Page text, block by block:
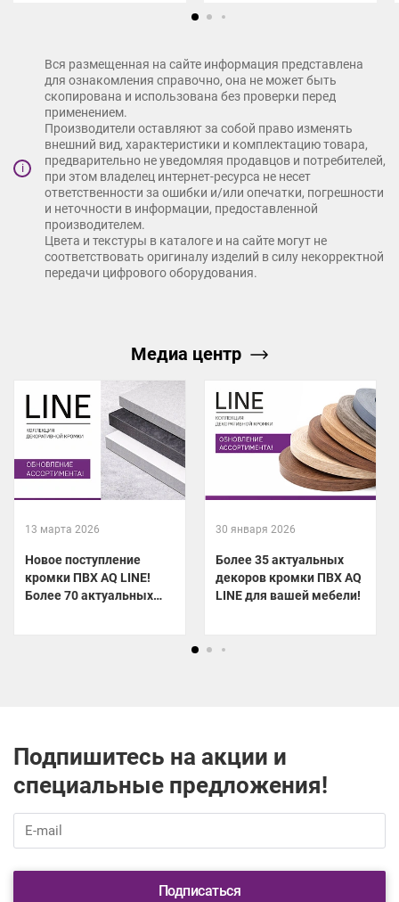
i
Вся размещенная на сайте информация представлена
для ознакомления справочно, она не может быть
скопирована и использована без проверки перед
применением.
Производители оставляют за собой право изменять
внешний вид, характеристики и комплектацию товара,
предварительно не уведомляя продавцов и потребителей,
при этом владелец интернет-ресурса не несет
ответственности за ошибки и/или опечатки, погрешности
и неточности в информации, предоставленной
производителем.
Цвета и текстуры в каталоге и на сайте могут не
соответствовать оригиналу изделий в силу некорректной
передачи цифрового оборудования.
Медиа центр
13 марта 2026
Новое поступление
кромки ПВХ AQ LINE!
Более 70 актуальных
30 января 2026
Более 35 актуальных
декоров кромки ПВХ AQ
LINE для вашей мебели!
Подпишитесь на акции и
специальные предложения!
Подписаться